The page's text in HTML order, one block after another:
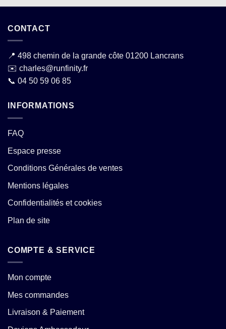
CONTACT
📍 498 chemin de la grande côte 01200 Lancrans
✉️ charles@runfinity.fr
📞 04 50 59 06 85
INFORMATIONS
FAQ
Espace presse
Conditions Générales de ventes
Mentions légales
Confidentialités et cookies
Plan de site
COMPTE & SERVICE
Mon compte
Mes commandes
Livraison & Paiement